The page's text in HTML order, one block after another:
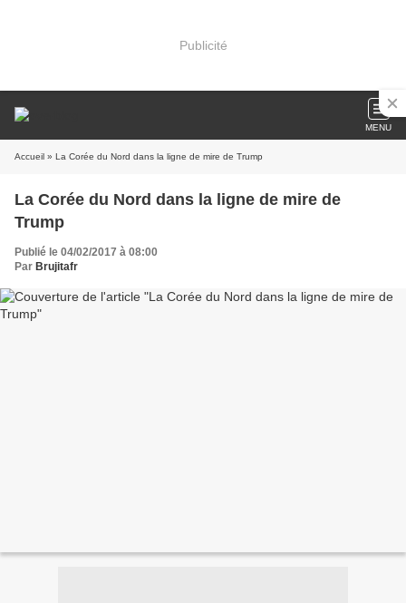
Publicité
MENU
Accueil » La Corée du Nord dans la ligne de mire de Trump
La Corée du Nord dans la ligne de mire de
Trump
Publié le 04/02/2017 à 08:00
Par Brujitafr